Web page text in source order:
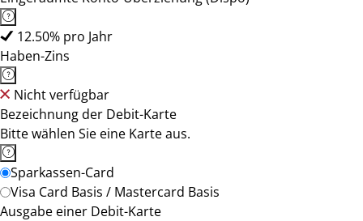
12.50% pro Jahr
Haben-Zins
Nicht verfügbar
Bezeichnung der Debit-Karte
Bitte wählen Sie eine Karte aus.
Sparkassen-Card
Visa Card Basis / Mastercard Basis
Ausgabe einer Debit-Karte